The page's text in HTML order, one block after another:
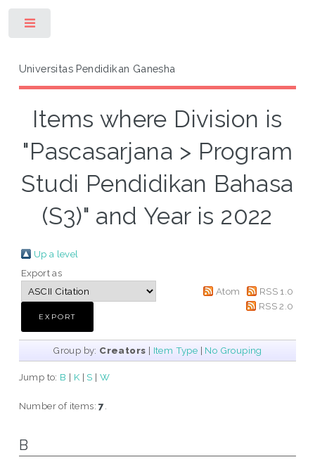
Universitas Pendidikan Ganesha
Items where Division is
"Pascasarjana > Program
Studi Pendidikan Bahasa
(S3)" and Year is 2022
Up a level
Export as
Atom
RSS 1.0
RSS 2.0
Group by: Creators | Item Type | No Grouping
Jump to: B | K | S |W
Number of items:7
B